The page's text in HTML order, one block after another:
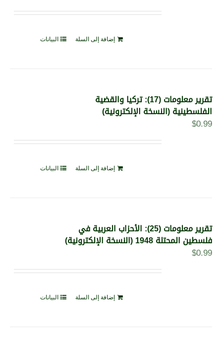
إضافة إلى السلة البيانات
تقرير معلومات (17): تركيا والقضية
الفلسطينية (النسخة الإلكترونية)
$0.99
إضافة إلى السلة البيانات
تقرير معلومات (25): الأحزاب العربية في
فلسطين المحتلة 1948 (النسخة الإلكترونية)
$0.99
إضافة إلى السلة البيانات